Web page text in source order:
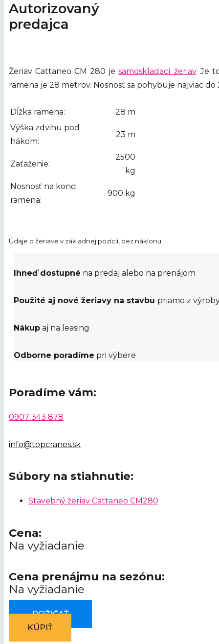
Autorizovaný
predajca
Žeriav Cattaneo CM 280 jesamoskladací žeriav. Je
ramena je 28 metrov. Nosnosť sa pohybuje najviac do
Dĺžka ramena:
28 m
Výška zdvihu pod
hákom:
23 m
Zaťaženie:
2500
kg
Nosnosť na konci
ramena:
900 kg
Údaje o žeriave v základnej pozícií, bez náklonu
Ihneď dostupné na predaj alebo na prenájom
Použité aj nové žeriavy na stavbu priamo z
Nákup aj na leasing
Odborne poradíme pri výbere
Poradíme vám:
0907 343 878
info@topcranes.sk
Súbory na stiahnutie:
Stavebný žeriav Cattaneo CM280
Cena:
Na vyžiadanie
Cena prenájmu na sezónu:
Na vyžiadanie
POŽIČAŤ
KÚPIŤ